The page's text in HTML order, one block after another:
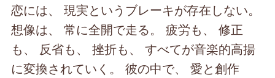
恋には、 現実というブレーキが存在しない。
想像は、 常に全開で走る。 疲労も、 修正
も、 反省も、 挫折も、 すべてが音楽的高揚
に変換されていく。 彼の中で、 愛と創作